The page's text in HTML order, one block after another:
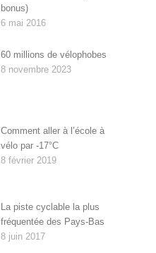
bonus)
6 mai 2016
60 millions de vélophobes
8 novembre 2023
Comment aller à l’école à
vélo par -17°C
8 février 2019
La piste cyclable la plus
fréquentée des Pays-Bas
8 juin 2017